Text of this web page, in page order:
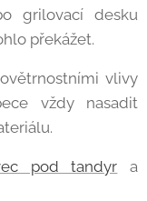
grilovací desku
překážet.
vlivy
vždy nasadit
pod tandyr a